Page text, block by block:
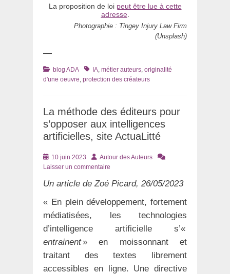
La proposition de loi peut être lue à cette
adresse.
Photographie : Tingey Injury Law Firm
(Unsplash)
—
Catégories
blog ADA TagsIA, métier auteurs, originalité
d'une oeuvre, protection des créateurs
La méthode des éditeurs pour
s’opposer aux intelligences
artificielles, site ActuaLitté
Posté
le
10 juin 2023 AuteurAutour des Auteurs
Laisser un commentaire
Un article de Zoé Picard, 26/05/2023
« En plein développement, fortement
médiatisées, les technologies
d’intelligence artificielle s’«
entrainent» en moissonnant et
traitant des textes librement
accessibles en ligne. Une directive